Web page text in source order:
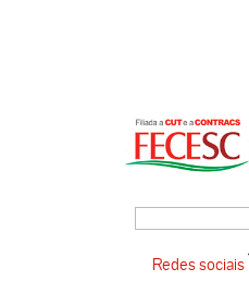
Redes sociais